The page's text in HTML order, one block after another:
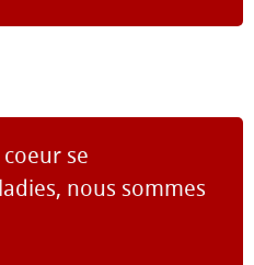
se
nous sommes